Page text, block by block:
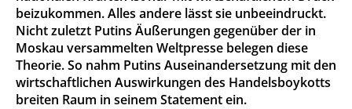
beizukommen. Alles andere lässt sie unbeeindruckt.
Nicht zuletzt Putins Äußerungen gegenüber der in
Moskau versammelten Weltpresse belegen diese
Theorie. So nahm Putins Auseinandersetzung mit den
wirtschaftlichen Auswirkungen des Handelsboykotts
breiten Raum in seinem Statement ein.